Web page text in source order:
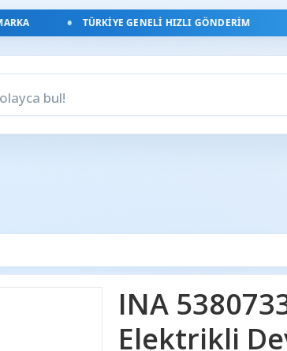
TÜRKIYE GENELI HIZLI GÖNDERIM
INA
Elektrikli